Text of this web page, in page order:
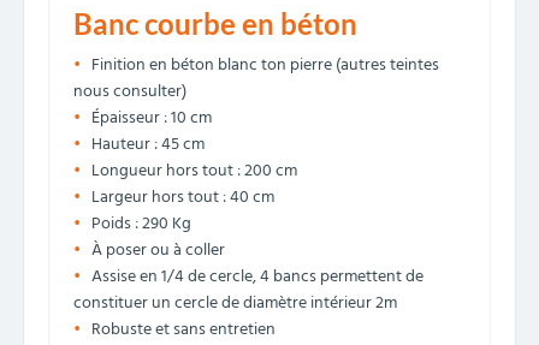
Banc courbe en béton
Finition en béton blanc ton pierre (autres teintes
nous consulter)
Épaisseur : 10 cm
Hauteur : 45 cm
Longueur hors tout : 200 cm
Largeur hors tout : 40 cm
Poids : 290 Kg
À poser ou à coller
Assise en 1/4 de cercle, 4 bancs permettent de
constituer un cercle de diamètre intérieur 2m
Robuste et sans entretien